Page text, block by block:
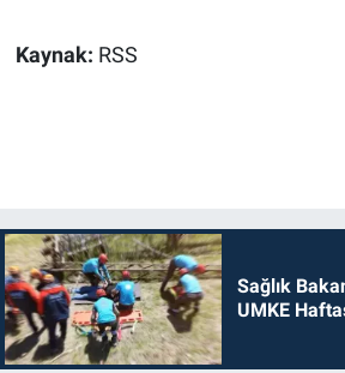
Kaynak: RSS
Sağlık
UMKE